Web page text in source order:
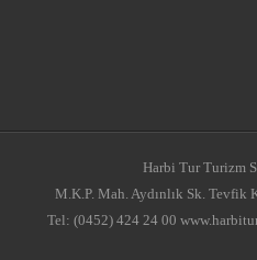
Harbi Tur Turizm
M.K.P. Mah. Aydınlık Sk. Tevfik
Tel: (0452) 424 24 00